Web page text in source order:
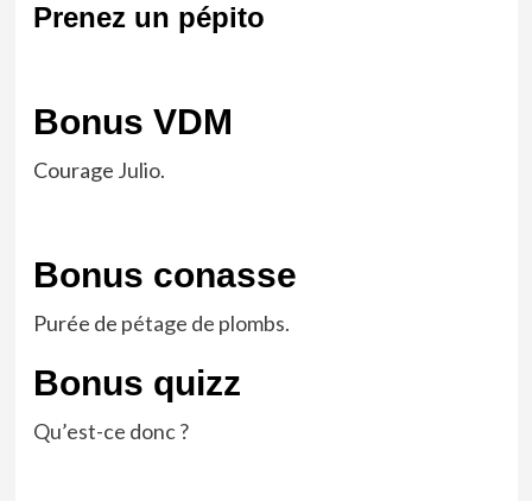
Prenez un pépito
Bonus VDM
Courage Julio.
Bonus conasse
Purée de pétage de plombs.
Bonus quizz
Qu’est-ce donc ?